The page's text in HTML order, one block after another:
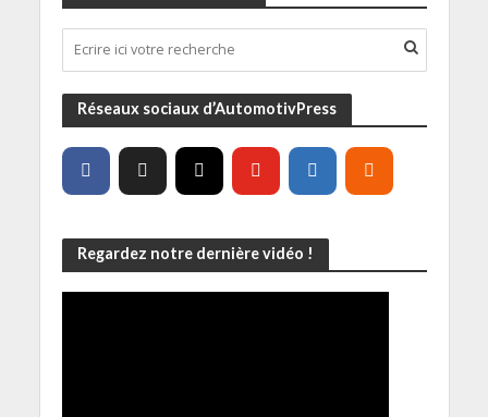
Réseaux sociaux d’AutomotivPress
Regardez notre dernière vidéo !